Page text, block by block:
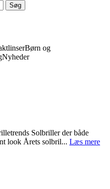
Børn og
Nyheder
Solbriller der både
look Årets solbril... Læs mere